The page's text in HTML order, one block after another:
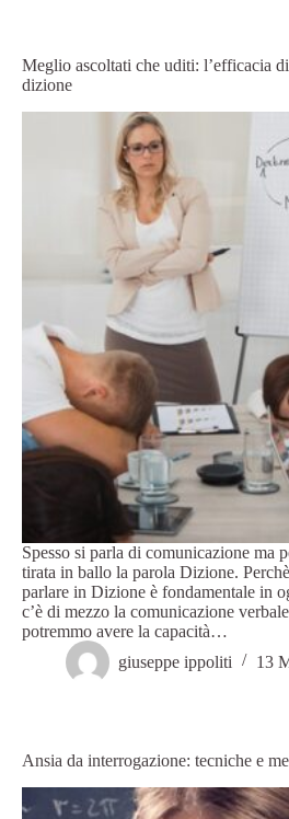
Meglio ascoltati che uditi: l’efficacia
dizione
Spesso si parla di comunicazione ma
tirata in ballo la parola Dizione.
parlare in Dizione è fondamentale in
c’è di mezzo la comunicazione
potremmo avere la capacità…
giuseppe ippoliti
13
Ansia da interrogazione: tecniche e